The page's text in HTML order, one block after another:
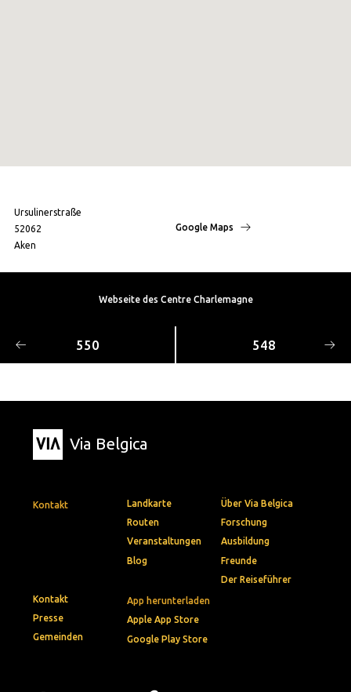
Ursulinerstraße
52062
Aken
Google Maps
Webseite des Centre Charlemagne
550 548
Via Belgica
Kontakt
App herunterladen
Apple App Store
Google Play Store
Landkarte
Routen
Veranstaltungen
Blog
Über Via Belgica
Forschung
Ausbildung
Freunde
Der Reiseführer
Kontakt
Presse
Gemeinden